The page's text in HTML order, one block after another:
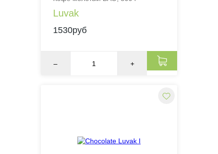
Luvak
1530руб
– +